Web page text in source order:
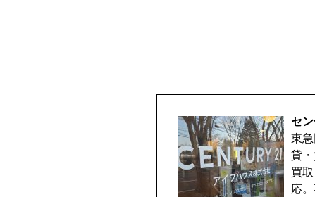
セ
東
貸
買
応